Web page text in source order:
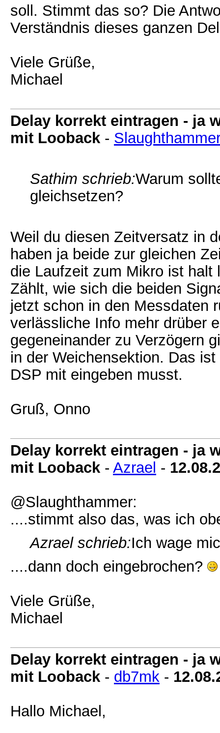
soll. Stimmt das so? Die
Verständnis dieses ganzen
Viele Grüße,
Michael
Delay korrekt eintragen - ja
mit Looback -
Sathim schrieb:Warum
gleichsetzen?
Weil du diesen Zeitversatz in
haben ja beide zur gleichen
die Laufzeit zum Mikro ist
Zählt, wie sich die beiden
jetzt schon in den Messdaten
verlässliche Info mehr drüber
gegeneinander zu Verzögern
in der Weichensektion. Das
DSP mit eingeben musst.
Gruß, Onno
Delay korrekt eintragen - ja
mit Looback - Azrael -
@Slaughthammer:
....stimmt also das, was ich
Azrael schrieb:Ich wage
....dann doch eingebrochen?
Viele Grüße,
Michael
Delay korrekt eintragen - ja
mit Looback - db7mk -
Hallo Michael,